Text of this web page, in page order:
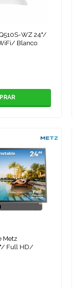
WZ 24"/
Blanco
Metz
Full HD/